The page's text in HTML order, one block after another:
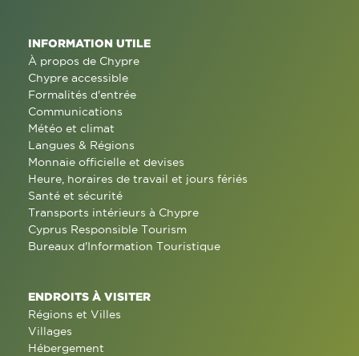
INFORMATION UTILE
À propos de Chypre
Chypre accessible
Formalités d'entrée
Communications
Météo et climat
Langues & Régions
Monnaie officielle et devises
Heure, horaires de travail et jours fériés
Santé et sécurité
Transports intérieurs à Chypre
Cyprus Responsible Tourism
Bureaux d'Information Touristique
ENDROITS À VISITER
Régions et Villes
Villages
Hébergement